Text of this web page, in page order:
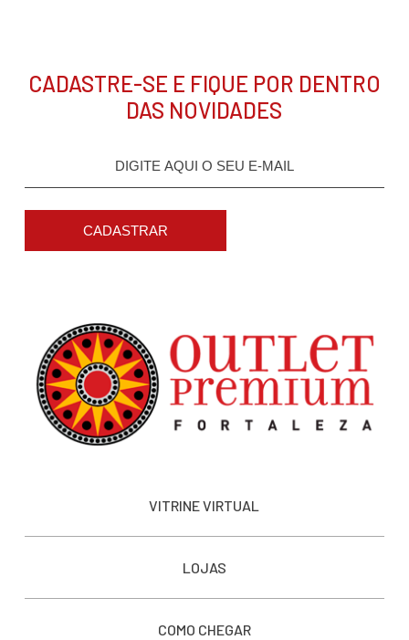
CADASTRE-SE E FIQUE POR DENTRO
DAS NOVIDADES
CADASTRAR
VITRINE VIRTUAL
LOJAS
COMO CHEGAR